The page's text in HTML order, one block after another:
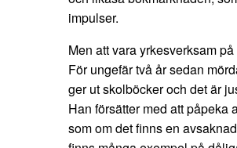
impulser.
Men att vara yrkesverksam
För ungefär två år sedan
ger ut skolböcker och det är
Han försätter med att påpeka
som om det finns en